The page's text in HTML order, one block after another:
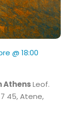
@ 18:00
AthensLeof.
45, Atene,